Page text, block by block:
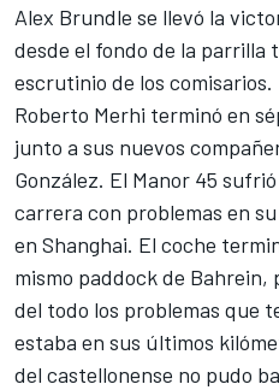
Alex Brundle se llevó la
desde el fondo de la parrilla
escrutinio de los comisarios.
Roberto Merhi terminó en
junto a sus nuevos
González. El Manor 45
carrera con problemas en
en Shanghai. El coche
mismo paddock de
del todo los problemas que
estaba en sus últimos
del castellonense no pudo